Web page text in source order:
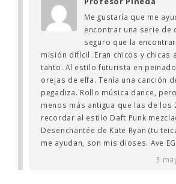
Me gustaría que me
encontrar una serie de
seguro que la
misión difícil. Eran chicos y chicas
tanto. Al estilo futurista en
orejas de elfa. Tenía una canción
pegadiza. Rollo música dance,
menos más antigua que las de los
recordar al estilo Daft Punk
Desenchantée de Kate Ryan (tu
me ayudan, son mis dioses. Ave
3